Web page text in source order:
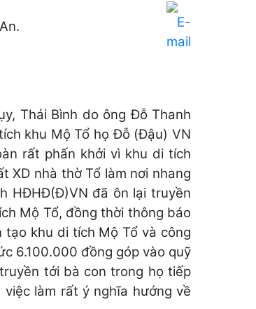
Thái Bình do ông Đỗ Thanh
khu Mộ Tổ họ Đỗ (Đậu) VN
rất phấn khởi vì khu di tích
XD nhà thờ Tổ làm nơi nhang
HĐHĐ(Đ)VN đã ôn lại truyền
Mộ Tổ, đồng thời thông báo
khu di tích Mộ Tổ và công
6.100.000 đồng góp vào quỹ
tới bà con trong họ tiếp
làm rất ý nghĩa hướng về